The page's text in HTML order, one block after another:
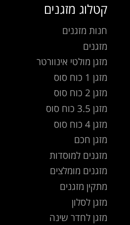
קטלוג מזגנים
חנות מזגנים
מזגנים
מזגן מולטי אינוורטר
מזגן 1 כוח סוס
מזגן 2 כוח סוס
מזגן 3.5 כוח סוס
מזגן 4 כוח סוס
מזגן חכם
מזגנים למוסדות
מזגנים מומלצים
מתקין מזגנים
מזגן לסלון
מזגן לחדר שינה